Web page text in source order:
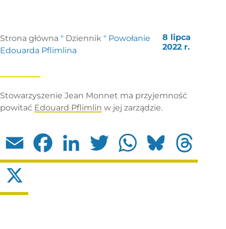
Strona główna " Dziennik " Powołanie
Edouarda Pflimlina
8 lipca
2022 r.
Stowarzyszenie Jean Monnet ma przyjemność
powitać Edouard Pflimlin w jej zarządzie.
Email Facebook LinkedIn Twitter WhatsApp Bluesky